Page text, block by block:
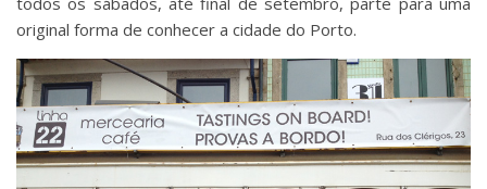
original forma de conhecer a cidade do Porto.